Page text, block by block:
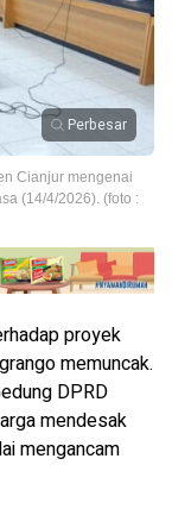
Perbesar
Cianjur mengenai
(14/4/2026). (foto :
proyek
memuncak.
DPRD
mendesak
mengancam